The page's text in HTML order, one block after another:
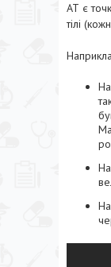
АТ є
тілі